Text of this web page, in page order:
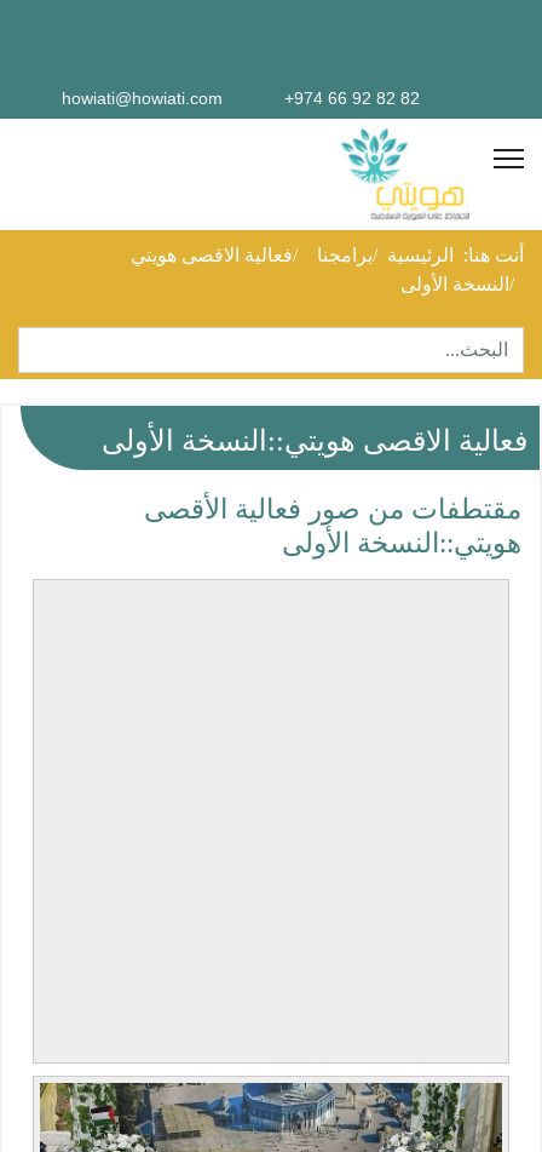
82 82 92 66 974+
howiati@howiati.com
أنت هنا: الرئيسية برامجنا
فعالية الاقصى هويتي
النسخة الأولى
البحث
Type 2 or more characters for results.
فعالية الاقصى هويتي::النسخة الأولى
مقتطفات من صور فعالية الأقصى
هويتي::النسخة الأولى